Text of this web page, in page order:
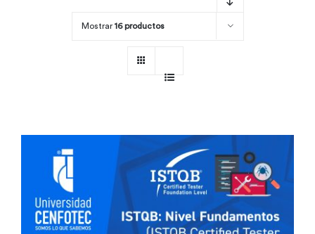
Mostrar 16 productos